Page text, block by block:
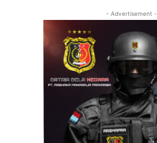
- Advertisement -